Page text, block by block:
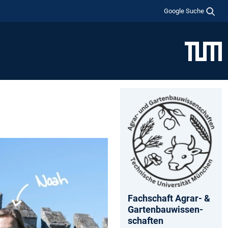
Google Suche
Fachschaft Agrar- &
Gartenbauwissen-
schaften